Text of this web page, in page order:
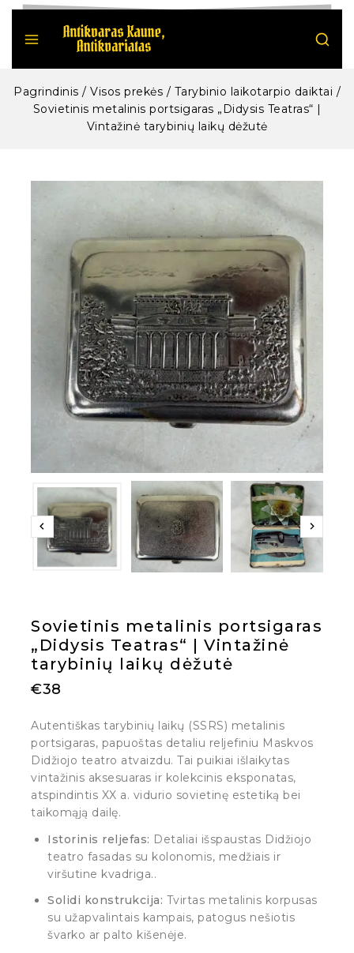
Pagrindinis / Visos prekės / Tarybinio laikotarpio daiktai /
Sovietinis metalinis portsigaras „Didysis Teatras“ |
Vintažinė tarybinių laikų dėžutė
Sovietinis metalinis portsigaras
„Didysis Teatras“ | Vintažinė
tarybinių laikų dėžutė
€38
Autentiškas tarybinių laikų (SSRS) metalinis
portsigaras, papuoštas detaliu reljefiniu Maskvos
Didžiojo teatro atvaizdu. Tai puikiai išlaikytas
vintažinis aksesuaras ir kolekcinis eksponatas,
atspindintis XX a. vidurio sovietinę estetiką bei
taikomąją dailę.
Istorinis reljefas: Detaliai išspaustas Didžiojo
teatro fasadas su kolonomis, medžiais ir
viršutine kvadriga..
Solidi konstrukcija: Tvirtas metalinis korpusas
su užapvalintais kampais, patogus nešiotis
švarko ar palto kišenėje.